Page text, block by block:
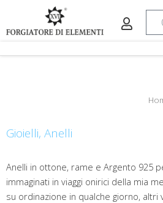
contenuto
Gioielli, Anelli
Anelli in ottone, rame e Argento 925
immaginati in viaggi onirici della mia
su ordinazione in qualche giorno, altri